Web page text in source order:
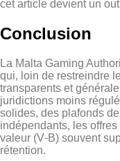
cet article devient un
Conclusion
La Malta Gaming
qui, loin de restreindre
transparents et
juridictions moins
solides, des plafonds
indépendants, les
valeur (V‑B) souvent
rétention.